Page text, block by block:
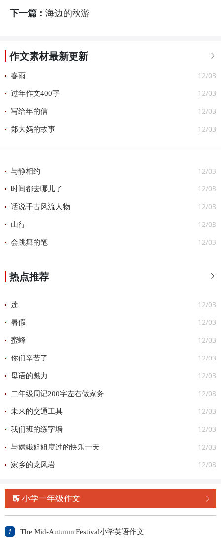
下一篇： 海边的秋游

作文素材最新更新
12/03
春雨
12/03
过年作文400字
12/03
写给年的信
12/03
郑大妈的故事
12/03
与静相约
12/03
时间都去哪儿了
12/03
话说千古风流人物
12/03
山行
12/03
会跳舞的笔

热点推荐
12/03
莲
12/03
暑假
12/03
蜜蜂
12/03
你们辛苦了
12/03
母语的魅力
12/03
二年级周记200字左右做家务
12/03
未来的交通工具
12/03
我们班的练字墙
12/03
与嫦娥姐姐度过的快乐一天
12/03
家乡的龙凤岩

 小学一年级作文
1 The Mid-Autumn Festival小学英语作文